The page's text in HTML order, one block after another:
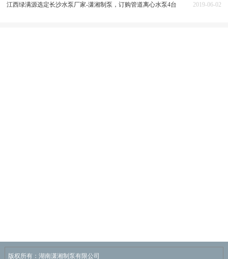
江西绿满源选定长沙水泵厂家-潇湘制泵，订购管道离心水泵4台 2019-06-02
版权所有：湖南潇湘制泵有限公司